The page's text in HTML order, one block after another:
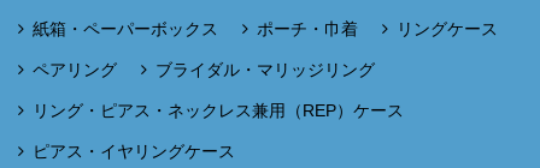
紙箱・ペーパーボックス ポーチ・巾着 リングケース
ペアリング ブライダル・マリッジリング
リング・ピアス・ネックレス兼用（REP）ケース
ピアス・イヤリングケース